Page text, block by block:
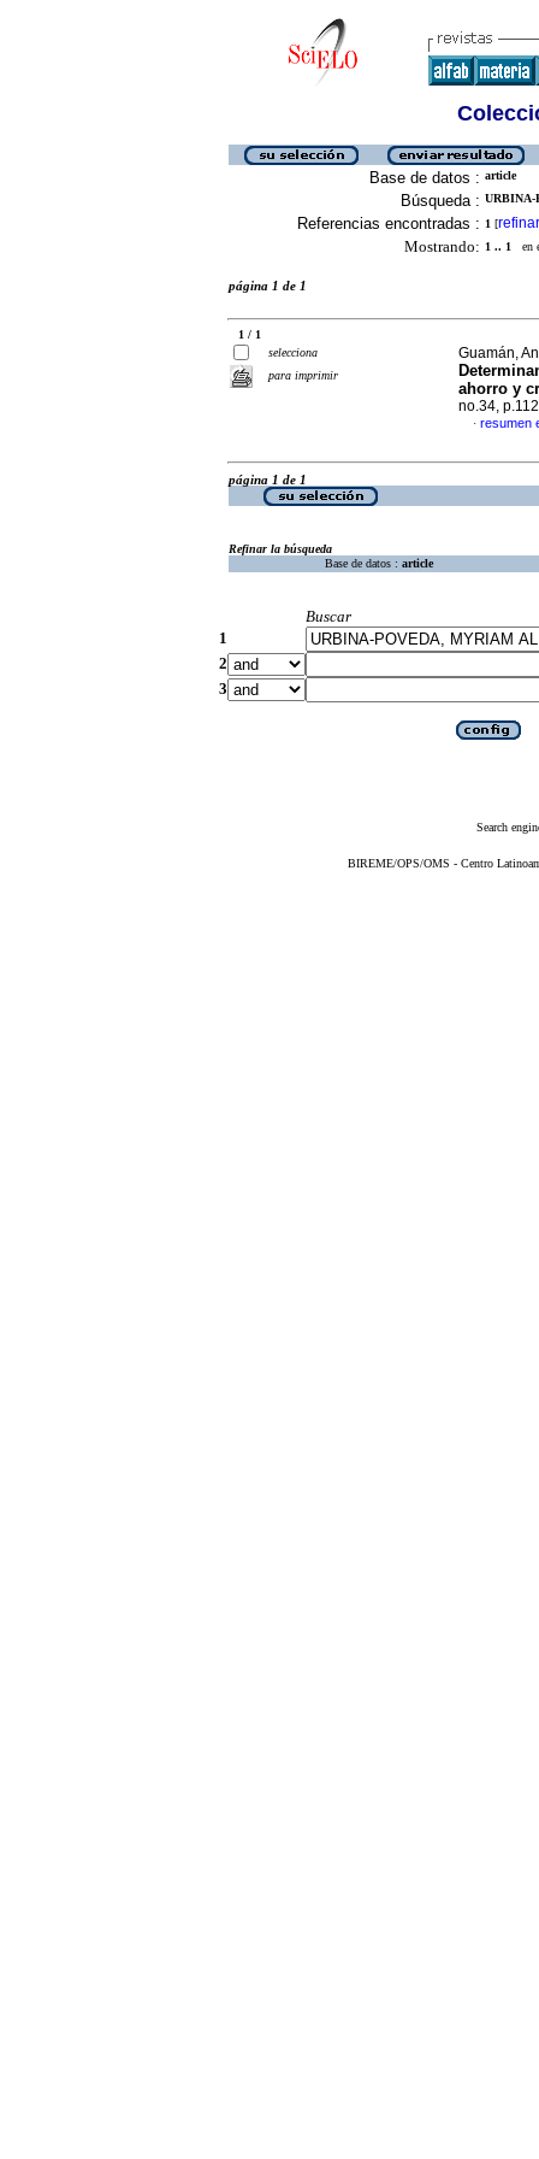
Base de datos : article
Búsqueda : URBINA-
Referencias encontradas : 1 [refinar
Mostrando: 1 .. 1 en
página 1 de 1
1 / 1
selecciona
para imprimir
Guamán,
ahorro y
no.34,
· resumen
página 1 de 1
Refinar la búsqueda
Base de datos : article
Buscar
1
2
3
Search
BIREME/OPS/OMS - Centro